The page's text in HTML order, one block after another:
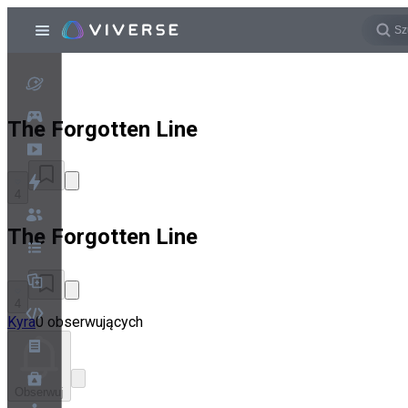
The Forgotten Line
The Forgotten Line
Kyra0 obserwujących
Obserwuj